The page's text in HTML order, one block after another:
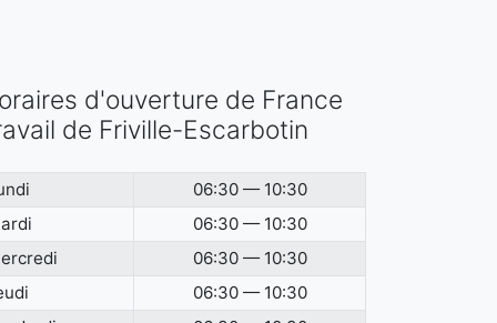
d'ouverture de France
de Friville-Escarbotin
06:30 — 10:30
06:30 — 10:30
06:30 — 10:30
06:30 — 10:30